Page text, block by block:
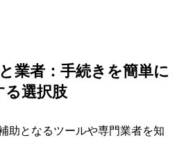
業者：手続きを簡単に
る選択肢
助となるツールや専門業者を知